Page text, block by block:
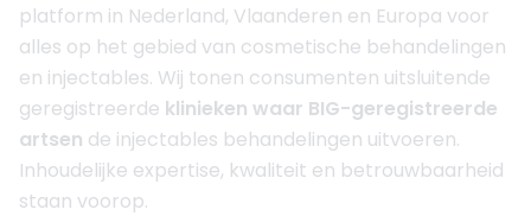
platform in Nederland, Vlaanderen en Europa voor
alles op het gebied van cosmetische behandelingen
en injectables. Wij tonen consumenten uitsluitende
geregistreerde klinieken waar BIG-geregistreerde
artsen de injectables behandelingen uitvoeren.
Inhoudelijke expertise, kwaliteit en betrouwbaarheid
staan voorop.